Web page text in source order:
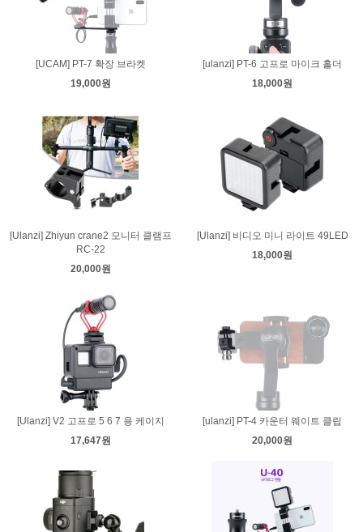
[UCAM] PT-7 확장 브라켓
19,000원
[ulanzi] PT-6 고프로 마이크 홀더
18,000원
[Ulanzi] Zhiyun crane2 모니터 클램프
RC-22
20,000원
[Ulanzi] 비디오 미니 라이트 49LED
18,000원
[Ulanzi] V2 고프로 5 6 7 용 케이지
17,647원
[ulanzi] PT-4 카운터 웨이트 클립
20,000원